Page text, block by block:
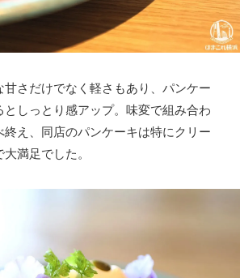
甘さだけでなく軽さもあり、パンケー
としっとり感アップ。味変で組み合わ
終え、同店のパンケーキは特にクリー
満足でした。